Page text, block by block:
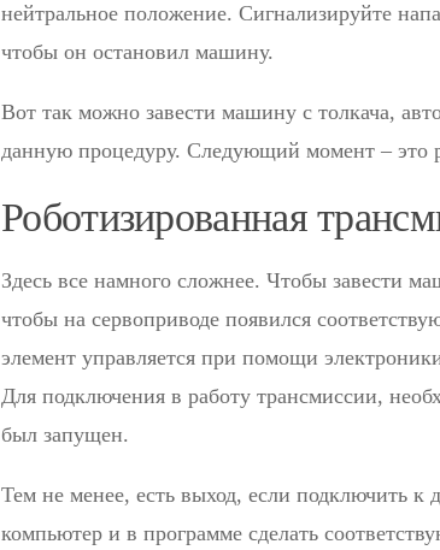
нейтральное положение. Сигнализируйте
чтобы он остановил машину.
Вот так можно завести машину с толкача,
данную процедуру. Следующий момент – это
Роботизированная
Здесь все намного сложнее. Чтобы завести
чтобы на сервоприводе появился
элемент управляется при помощи
Для подключения в работу трансмиссии,
был запущен.
Тем не менее, есть выход, если подключить к
компьютер и в программе сделать